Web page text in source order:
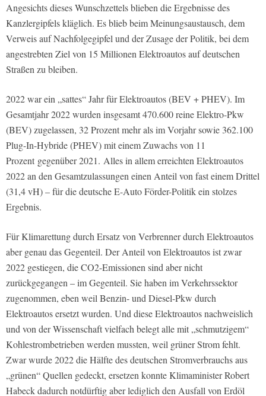
Angesichts dieses Wunschzettels blieben die Ergebnisse des
Kanzlergipfels kläglich. Es blieb beim Meinungsaustausch, dem
Verweis auf Nachfolgegipfel und der Zusage der Politik, bei dem
angestrebten Ziel von 15 Millionen Elektroautos auf deutschen
Straßen zu bleiben.
2022 war ein „sattes“ Jahr für Elektroautos (BEV + PHEV). Im
Gesamtjahr 2022 wurden insgesamt 470.600 reine Elektro-Pkw
(BEV) zugelassen, 32 Prozent mehr als im Vorjahr sowie 362.100
Plug-In-Hybride (PHEV) mit einem Zuwachs von 11
Prozent gegenüber 2021. Alles in allem erreichten Elektroautos
2022 an den Gesamtzulassungen einen Anteil von fast einem Drittel
(31,4 vH) – für die deutsche E-Auto Förder-Politik ein stolzes
Ergebnis.
Für Klimarettung durch Ersatz von Verbrenner durch Elektroautos
aber genau das Gegenteil. Der Anteil von Elektroautos ist zwar
2022 gestiegen, die CO2-Emissionen sind aber nicht
zurückgegangen – im Gegenteil. Sie haben im Verkehrssektor
zugenommen, eben weil Benzin- und Diesel-Pkw durch
Elektroautos ersetzt wurden. Und diese Elektroautos nachweislich
und von der Wissenschaft vielfach belegt alle mit „schmutzigem“
Kohlestrombetrieben werden mussten, weil grüner Strom fehlt.
Zwar wurde 2022 die Hälfte des deutschen Stromverbrauchs aus
„grünen“ Quellen gedeckt, ersetzen konnte Klimaminister Robert
Habeck dadurch notdürftig aber lediglich den Ausfall von Erdöl